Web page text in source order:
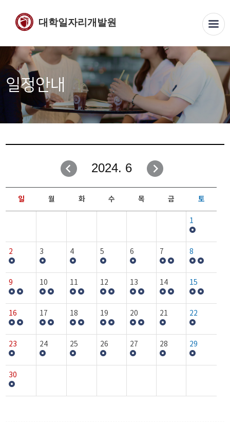
대학일자리개발원
일정안내
2024. 6
일 월 화 수 목 금 토
1
2 3 4 5 6 7 8
9 10 11 12 13 14 15
16 17 18 19 20 21 22
23 24 25 26 27 28 29
30